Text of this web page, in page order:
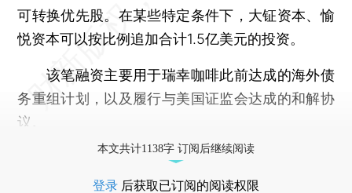
可转换优先股。在某些特定条件下，大钲资本、愉
悦资本可以按比例追加合计1.5亿美元的投资。
该笔融资主要用于瑞幸咖啡此前达成的海外债
务重组计划，以及履行与美国证监会达成的和解协
议。
本文共计1138字 订阅后继续阅读
登录 后获取已订阅的阅读权限